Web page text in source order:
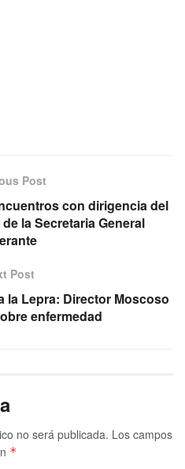
Post
con dirigencia del
la Secretaria General
Post
la Lepra: Director Moscoso
enfermedad
no será publicada. Los campos
*